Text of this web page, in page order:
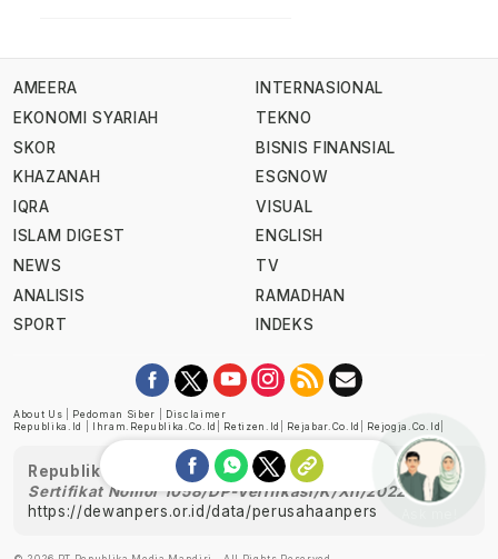
AMEERA
EKONOMI SYARIAH
SKOR
KHAZANAH
IQRA
ISLAM DIGEST
NEWS
ANALISIS
SPORT
INTERNASIONAL
TEKNO
BISNIS FINANSIAL
ESGNOW
VISUAL
ENGLISH
TV
RAMADHAN
INDEKS
About Us Pedoman Siber
Disclaimer
Republika.id
Ihram.republika.co.id Retizen.id Rejabar.co.id Rejogja.co.id
Republika telah diverifikasi oleh Dewan Pers
Sertifikat Nomor 1058/DP-Verifikasi/K/XII/2022
https://dewanpers.or.id/data/perusahaanpers